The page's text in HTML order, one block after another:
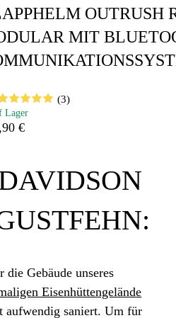
OUTRUSH
MIT
(3)
Lager
€
Gebäude unseres
Eisenhüttengelände
aufwendig saniert. Um für